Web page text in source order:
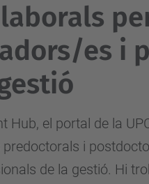
es i
Hub, el portal de la
i
de la gestió. Hi